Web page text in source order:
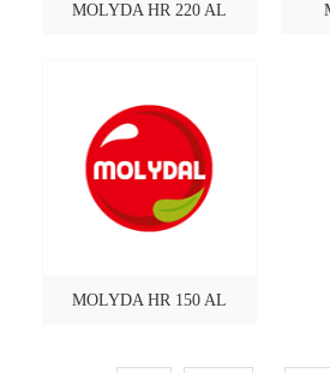
MOLYDA HR 220 AL
MOLYDA HR 150 AL